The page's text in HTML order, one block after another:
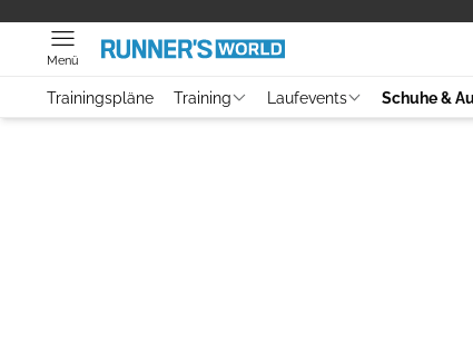
Menü
Trainingspläne Training Laufevents Schuhe &